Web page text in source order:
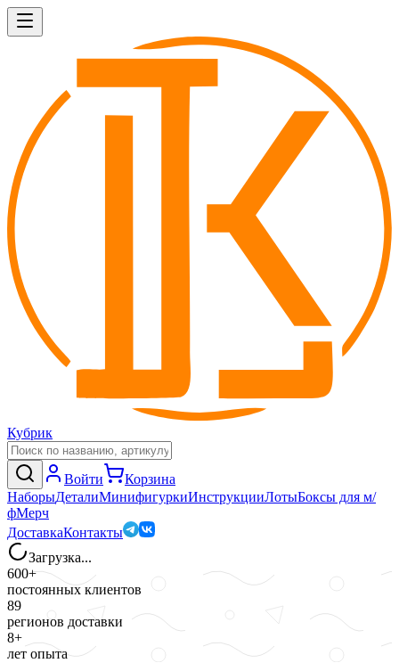
Кубрик
Войти
Корзина
НаборыДеталиМинифигуркиИнструкцииЛотыБоксы для м/
фМерч
ДоставкаКонтакты
Загрузка...
600+
постоянных клиентов
89
регионов доставки
8+
лет опыта